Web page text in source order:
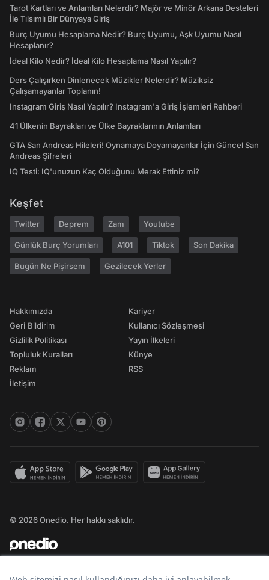
Tarot Kartları ve Anlamları Nelerdir? Majör ve Minör Arkana Desteleri
İle Tılsımlı Bir Dünyaya Giriş
Burç Uyumu Hesaplama Nedir? Burç Uyumu, Aşk Uyumu Nasıl
Hesaplanır?
İdeal Kilo Nedir? İdeal Kilo Hesaplama Nasıl Yapılır?
Ders Çalışırken Dinlenecek Müzikler Nelerdir? Müziksiz
Çalışamayanlar Toplanın!
Instagram Giriş Nasıl Yapılır? Instagram'a Giriş İşlemleri Rehberi
41 Ülkenin Bayrakları ve Ülke Bayraklarının Anlamları
GTA San Andreas Hileleri! Oynamaya Doyamayanlar İçin Güncel San
Andreas Şifreleri
IQ Testi: IQ'unuzun Kaç Olduğunu Merak Ettiniz mi?
Keşfet
Twitter Deprem Zam Youtube
Günlük Burç Yorumları A101 Tiktok Son Dakika
Bugün Ne Pişirsem Gezilecek Yerler
Hakkımızda
Geri Bildirim
Gizlilik Politikası
Topluluk Kuralları
Reklam
İletişim
Kariyer
Kullanıcı Sözleşmesi
Yayın İlkeleri
Künye
RSS
© 2026 Onedio. Her hakkı saklıdır.